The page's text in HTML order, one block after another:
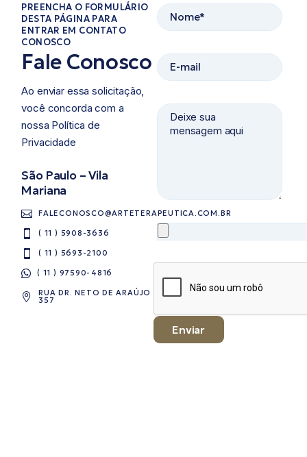
PREENCHA O FORMULÁRIO
DESTA PÁGINA PARA
ENTRAR EM CONTATO
CONOSCO​
Fale Conosco
Ao enviar essa solicitação,
você concorda com a
nossa Política de
Privacidade ​
São Paulo – Vila
Mariana
FALECONOSCO@ARTETERAPEUTICA.COM.BR
( 11 ) 5908-3636
( 11 ) 5693-2100
( 11 ) 97590-4816​
RUA DR. NETO DE ARAÚJO
357
Enviar